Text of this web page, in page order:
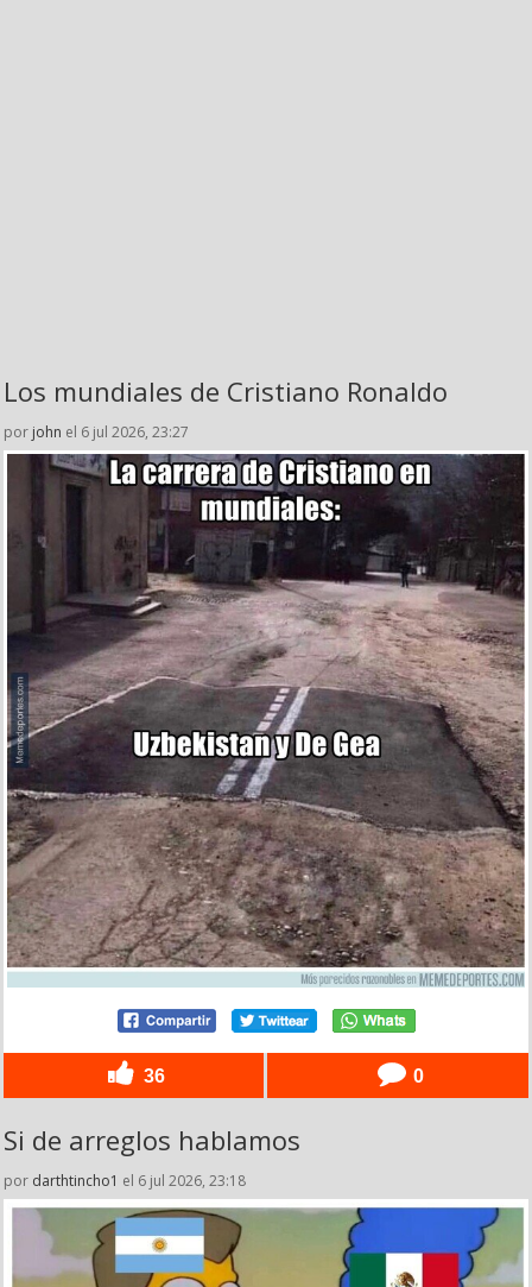
Los mundiales de Cristiano Ronaldo
por john el 6 jul 2026, 23:27
36 0
Si de arreglos hablamos
por darthtincho1 el 6 jul 2026, 23:18